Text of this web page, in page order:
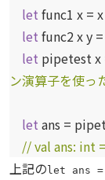
let func1 x =
let func2 x y
let pipetest x
ン演算子を使っ
let ans =
// val ans: int
上記の let ans